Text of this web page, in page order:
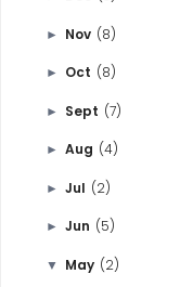
► Nov (8)
► Oct (8)
► Sept (7)
► Aug (4)
► Jul (2)
► Jun (5)
▼ May (2)